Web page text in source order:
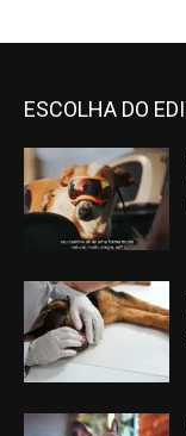
ESCOLHA DO